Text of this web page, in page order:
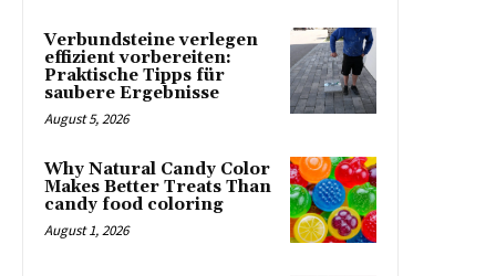
Verbundsteine verlegen
effizient vorbereiten:
Praktische Tipps für
saubere Ergebnisse
August 5, 2026
Why Natural Candy Color
Makes Better Treats Than
candy food coloring
August 1, 2026